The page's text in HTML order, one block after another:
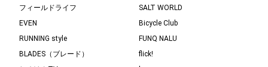
フィールドライフ
SALT WORLD
EVEN
Bicycle Club
RUNNING style
FUNQ NALU
BLADES（ブレード）
flick!